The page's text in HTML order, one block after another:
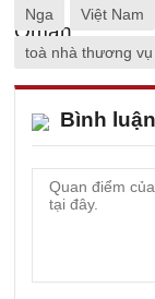
Nga Việt Nam
toà nhà thương vụ
Bình luận